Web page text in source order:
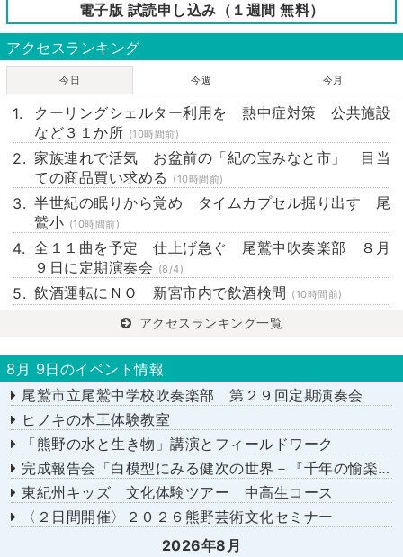
電子版 試読申し込み（１週間 無料）
アクセスランキング
今日 今週 今月
クーリングシェルター利用を 熱中症対策 公共施設
など３１か所 (10時間前)
家族連れで活気 お盆前の「紀の宝みなと市」 目当
ての商品買い求める
(10時間前)
半世紀の眠りから覚め タイムカプセル掘り出す 尾
鷲小 (10時間前)
全１１曲を予定 仕上げ急ぐ 尾鷲中吹奏楽部 ８月
９日に定期演奏会 (8/4)
飲酒運転にＮＯ 新宮市内で飲酒検問 (10時間前)
アクセスランキング一覧
8月 9日のイベント情報
尾鷲市立尾鷲中学校吹奏楽部 第２９回定期演奏会
ヒノキの木工体験教室
「熊野の水と生き物」講演とフィールドワーク
完成報告会「白模型にみる健次の世界－『千年の愉楽』『奇蹟』より－」
東紀州キッズ 文化体験ツアー 中高生コース
〈２日間開催〉２０２６熊野芸術文化セミナー
2026年8月